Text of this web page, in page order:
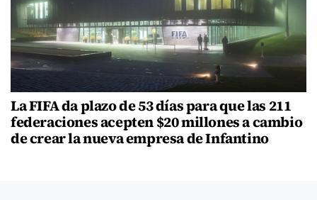
La FIFA da plazo de 53 días para que las 211
federaciones acepten $20 millones a cambio
de crear la nueva empresa de Infantino